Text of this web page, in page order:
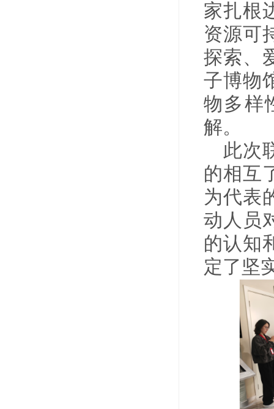
家扎根
资源可
探索、
子博物
物多样
解。
此次
的相互
为代表
动人员
的认知
定了坚